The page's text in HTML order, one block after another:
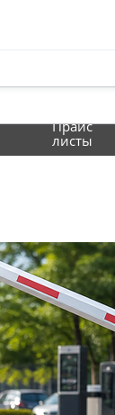
Прайс
листы